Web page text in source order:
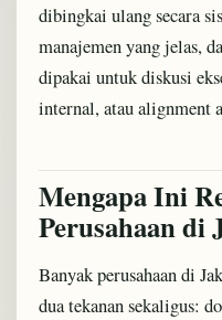
dibingkai ulang secara
manajemen yang jelas,
dipakai untuk diskusi
internal, atau alignment
Mengapa Ini
Perusahaan di
Banyak perusahaan di
dua tekanan sekaligus: